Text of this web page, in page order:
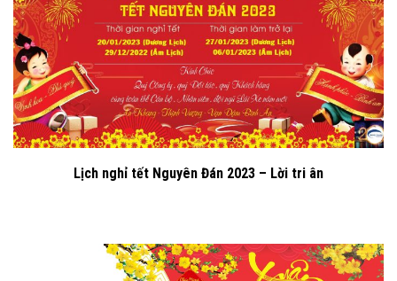
Lịch nghỉ tết Nguyên Đán 2023 – Lời tri ân